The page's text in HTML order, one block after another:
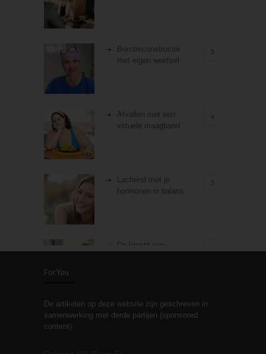
Borstreconstructie
met eigen weefsel
5
Afvallen met een
virtuele maagband
4
Lachend met je
hormonen in balans
3
De kracht van
Stiefouderschap en
relaties
ForYou
De artikelen op deze website zijn geschreven in
samenwerking met derde partijen (sponsored
content).